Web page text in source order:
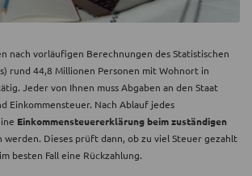
nach vorläufigen Berechnungen des Statistischen
rund 44,8 Millionen Personen mit Wohnort in
Jeder von Ihnen muss Abgaben an den Staat
Einkommensteuer. Nach Ablauf jedes
Einkommensteuererklärung beim zuständigen
werden. Dieses prüft dann, ob zu viel Steuer gezahlt
besten Fall eine Rückzahlung.